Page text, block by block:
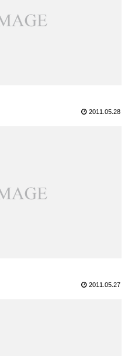
2011.05.28
2011.05.27